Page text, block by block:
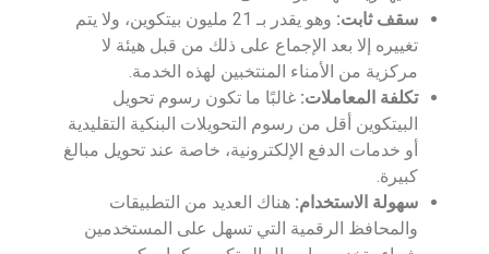
سقف ثابت:
وهو يقدر بـ 21 مليون بيتكوين، ولا يتم
تغييره إلا بعد الإجماع على ذلك من قبل هيئة لا
مركزية من الأمناء المنتخبين لهذه الخدمة.
تكلفة المعاملات: غالبًا ما تكون رسوم تحويل
البيتكوين أقل من رسوم التحويلات البنكية التقليدية
أو خدمات الدفع الإلكترونية، خاصة عند تحويل مبالغ
كبيرة.
سهولة الاستخدام: هناك العديد من التطبيقات
والمحافظ الرقمية التي تسهل على المستخدمين